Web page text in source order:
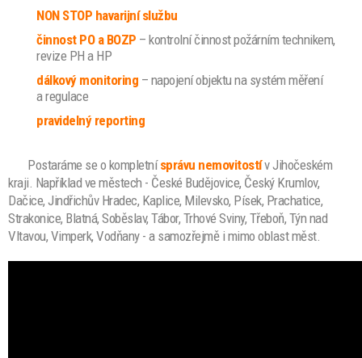
NON STOP havarijní službu
činnost PO a BOZP – kontrolní činnost požárním technikem,
revize PH a HP
dálkový monitoring – napojení objektu na systém měření
a regulace
pravidelný reporting
Postaráme se o kompletnísprávu nemovitostív Jihočeském
kraji. Například ve městech - České Budějovice, Český Krumlov,
Dačice, Jindřichův Hradec, Kaplice, Milevsko, Písek, Prachatice,
Strakonice, Blatná, Soběslav, Tábor, Trhové Sviny, Třeboň, Týn nad
Vltavou, Vimperk, Vodňany - a samozřejmě i mimo oblast měst.